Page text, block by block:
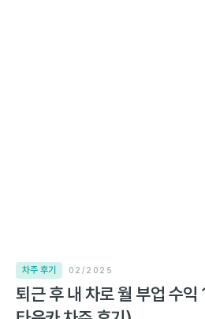
차주 후기 02/2025
퇴근 후 내 차로 월 부업 수